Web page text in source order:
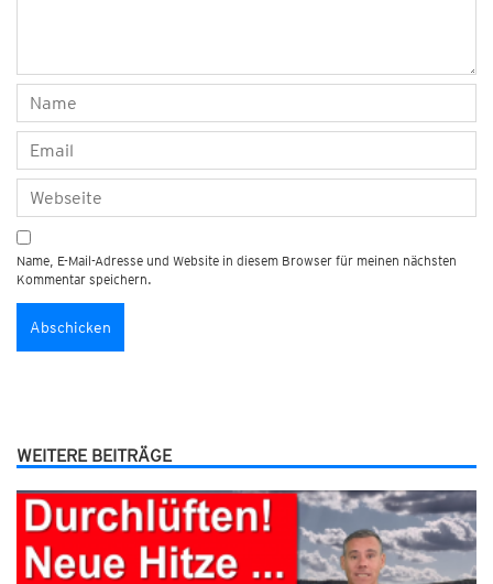
Name, E-Mail-Adresse und Website in diesem Browser für meinen nächsten
Kommentar speichern.
WEITERE BEITRÄGE